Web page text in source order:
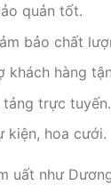
quản tốt.
bảo chất
khách hàng
trực tuyến.
kiện, hoa cưới.
uất như